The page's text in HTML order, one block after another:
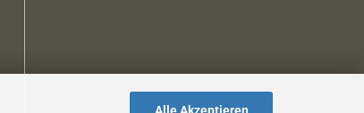
Alle Akzeptieren